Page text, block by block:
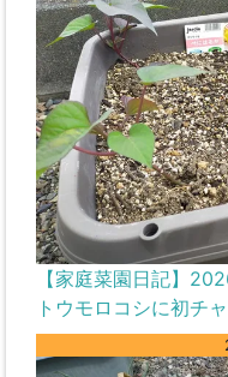
【家庭菜園日記】
トウモロコシに初チ